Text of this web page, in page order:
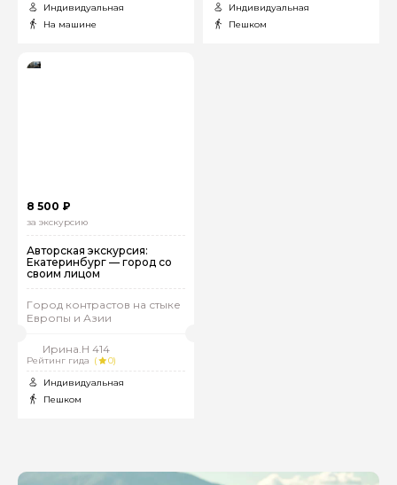
Индивидуальная
На машине
Индивидуальная
Пешком
8 500 ₽
за экскурсию
Авторская экскурсия:
Екатеринбург — город со
своим лицом
Город контрастов на стыке
Европы и Азии
Ирина.Н 414
Рейтинг гида (
0)
Индивидуальная
Пешком